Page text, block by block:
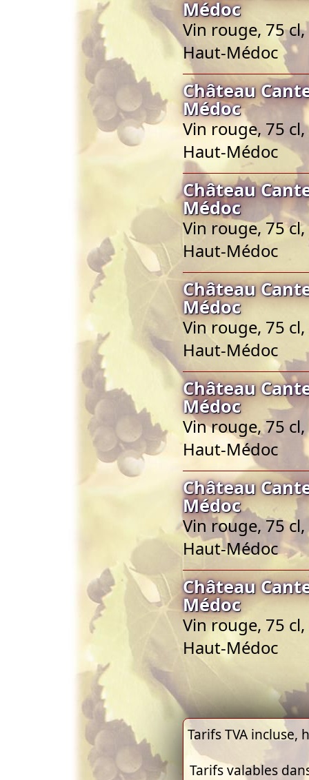
Médoc
Vin rouge, 75
Haut-Médoc
Château
Médoc
Vin rouge, 75
Haut-Médoc
Château
Médoc
Vin rouge, 75
Haut-Médoc
Château
Médoc
Vin rouge, 75
Haut-Médoc
Château
Médoc
Vin rouge, 75
Haut-Médoc
Château
Médoc
Vin rouge, 75
Haut-Médoc
Château
Médoc
Vin rouge, 75
Haut-Médoc
Tarifs TVA
Tarifs valables